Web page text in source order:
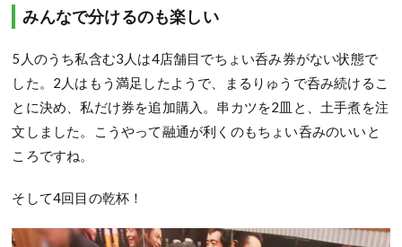
みんなで分けるのも楽しい
5人のうち私含む3人は4店舗目でちょい呑み券がない状態で
した。2人はもう満足したようで、まるりゅうで呑み続けるこ
とに決め、私だけ券を追加購入。串カツを2皿と、土手煮を注
文しました。こうやって融通が利くのもちょい呑みのいいと
ころですね。
そして4回目の乾杯！